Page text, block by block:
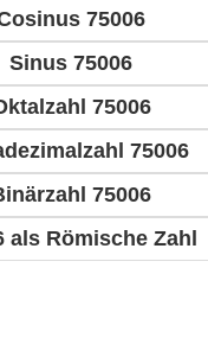
75006
Sinus 75006
75006
75006
75006
als Römische Zahl